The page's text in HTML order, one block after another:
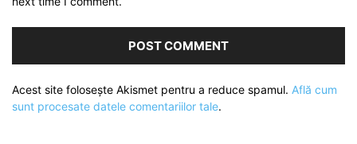
Acest site folosește Akismet pentru a reduce spamul. Află cum
sunt procesate datele comentariilor tale.